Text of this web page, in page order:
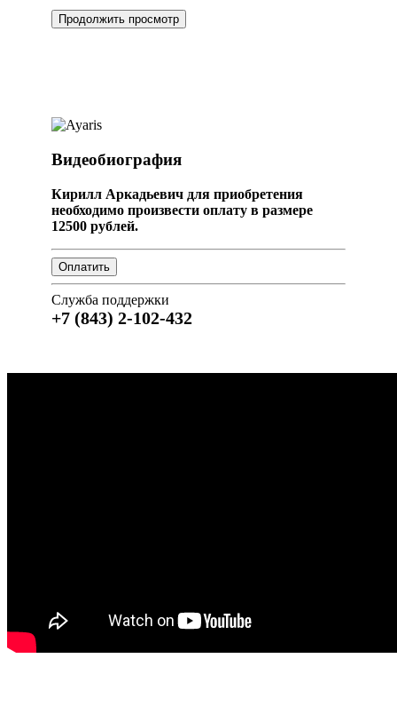
Продолжить просмотр
Видеобиография
Кирилл Аркадьевич для приобретения
необходимо произвести оплату в размере
12500 рублей.
Служба поддержки
+7 (843) 2-102-432